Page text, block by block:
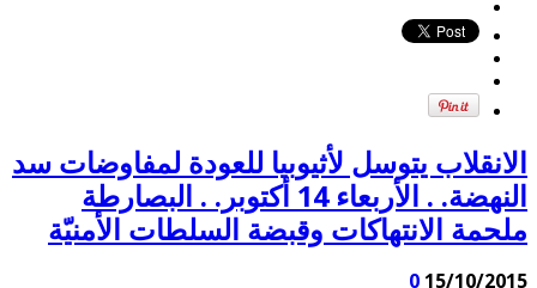
الانقلاب يتوسل لأثيوبيا للعودة لمفاوضات سد
النهضة. . الأربعاء 14 أكتوبر. . البصارطة
ملحمة الانتهاكات وقبضة السلطات الأمنيّة
15/10/2015
0